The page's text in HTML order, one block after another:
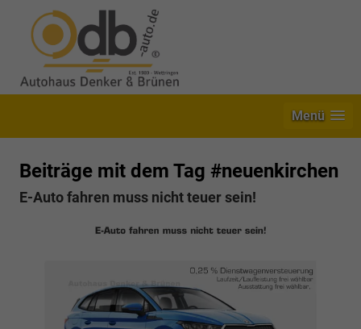
Menü
Beiträge mit dem Tag #neuenkirchen
E-Auto fahren muss nicht teuer sein!